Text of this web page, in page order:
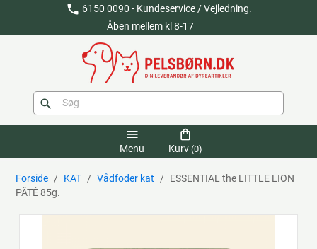
phone 6150 0090 - Kundeservice / Vejledning.
Åben mellem kl 8-17
search
menu
Menu
shopping_bag
Kurv (0)
Forside KAT Vådfoder kat
ESSENTIAL the LITTLE LION
PÂTÉ 85g.